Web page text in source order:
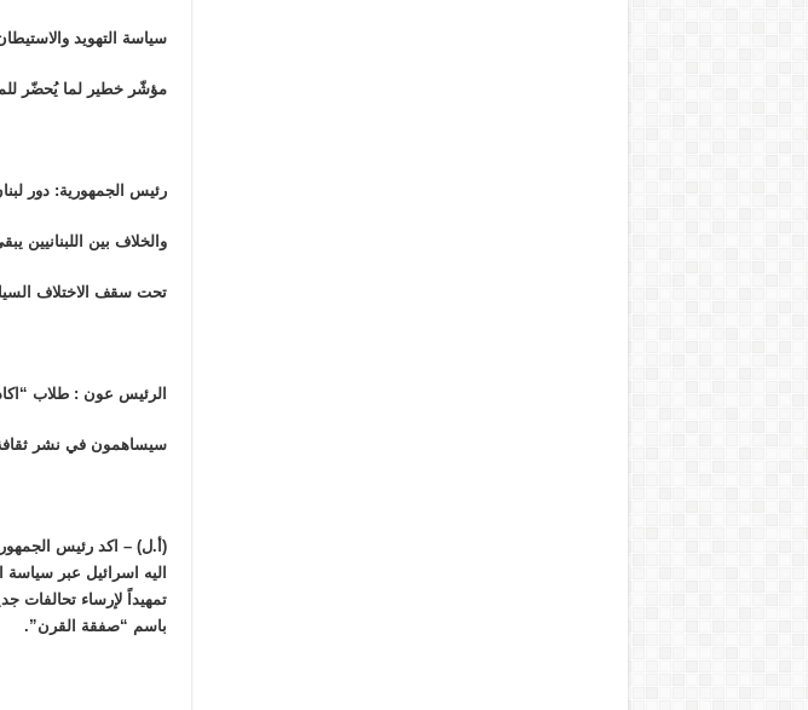
سياسة التهويد
مؤشّر خطير لما يُحضّر
رئيس الجمهورية: دور
والخلاف بين اللبنانيين
تحت سقف الاختلاف
الرئيس عون : طلاب
سيساهمون في نشر ثقافة
(أ.ل) – اكد رئيس
اليه اسرائيل عبر سياسة
تمهيداً لإرساء تحالفات
باسم “صفقة القرن”.